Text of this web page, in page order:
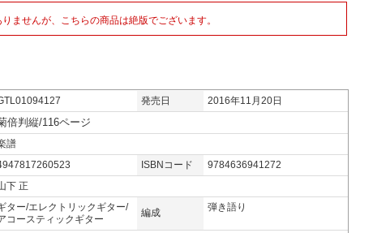
ませんが、こちらの商品は絶版でございます。
発売日
2016年11月20日
倍判縦/116ページ
譜
ISBNコード
9784636941272
下 正
ター/エレクトリックギター/
コースティックギター
編成 弾き語り